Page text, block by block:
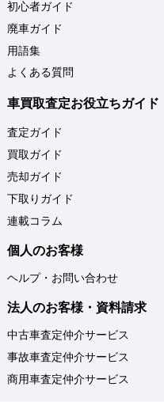
初心者ガイド
廃車ガイド
用語集
よくある質問
車買取査定お役立ちガイド
査定ガイド
買取ガイド
売却ガイド
下取りガイド
連載コラム
個人のお客様
ヘルプ・お問い合わせ
法人のお客様・資料請求
中古車査定仲介サービス
事故車査定仲介サービス
商用車査定仲介サービス